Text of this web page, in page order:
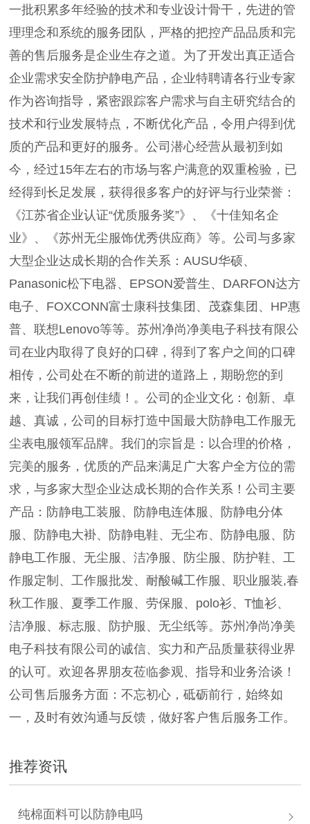
一批积累多年经验的技术和专业设计骨干，先进的管
理理念和系统的服务团队，严格的把控产品品质和完
善的售后服务是企业生存之道。为了开发出真正适合
企业需求安全防护静电产品，企业特聘请各行业专家
作为咨询指导，紧密跟踪客户需求与自主研究结合的
技术和行业发展特点，不断优化产品，令用户得到优
质的产品和更好的服务。公司潜心经营从最初到如
今，经过15年左右的市场与客户满意的双重检验，已
经得到长足发展，获得很多客户的好评与行业荣誉：
《江苏省企业认证“优质服务奖”》、《十佳知名企
业》、《苏州无尘服饰优秀供应商》等。公司与多家
大型企业达成长期的合作关系：AUSU华硕、
Panasonic松下电器、EPSON爱普生、DARFON达方
电子、FOXCONN富士康科技集团、茂森集团、HP惠
普、联想Lenovo等等。苏州净尚净美电子科技有限公
司在业内取得了良好的口碑，得到了客户之间的口碑
相传，公司处在不断的前进的道路上，期盼您的到
来，让我们再创佳绩！。公司的企业文化：创新、卓
越、真诚，公司的目标打造中国最大防静电工作服无
尘表电服领军品牌。我们的宗旨是：以合理的价格，
完美的服务，优质的产品来满足广大客户全方位的需
求，与多家大型企业达成长期的合作关系！公司主要
产品：防静电工装服、防静电连体服、防静电分体
服、防静电大褂、防静电鞋、无尘布、防静电服、防
静电工作服、无尘服、洁净服、防尘服、防护鞋、工
作服定制、工作服批发、耐酸碱工作服、职业服装,春
秋工作服、夏季工作服、劳保服、polo衫、T恤衫、
洁净服、标志服、防护服、无尘纸等。苏州净尚净美
电子科技有限公司的诚信、实力和产品质量获得业界
的认可。欢迎各界朋友莅临参观、指导和业务洽谈！
公司售后服务方面：不忘初心，砥砺前行，始终如
一，及时有效沟通与反馈，做好客户售后服务工作。
推荐资讯
纯棉面料可以防静电吗